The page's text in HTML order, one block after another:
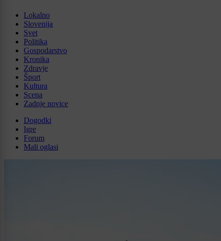
Lokalno
Slovenija
Svet
Politika
Gospodarstvo
Kronika
Zdravje
Šport
Kultura
Scena
Zadnje novice
Dogodki
Igre
Forum
Mali oglasi